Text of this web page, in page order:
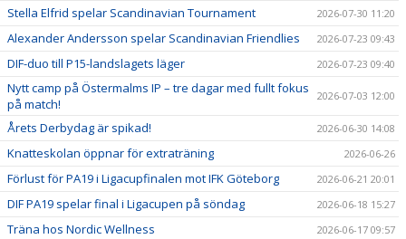
Stella Elfrid spelar Scandinavian Tournament 2026-07-30 11:20
Alexander Andersson spelar Scandinavian Friendlies 2026-07-23 09:43
DIF-duo till P15-landslagets läger 2026-07-23 09:40
Nytt camp på Östermalms IP – tre dagar med fullt fokus
på match!
2026-07-03 12:00
Årets Derbydag är spikad! 2026-06-30 14:08
Knatteskolan öppnar för extraträning 2026-06-26
Förlust för PA19 i Ligacupfinalen mot IFK Göteborg 2026-06-21 20:01
DIF PA19 spelar final i Ligacupen på söndag 2026-06-18 15:27
Träna hos Nordic Wellness 2026-06-17 09:57